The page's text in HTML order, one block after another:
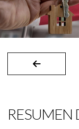
RESUMEN